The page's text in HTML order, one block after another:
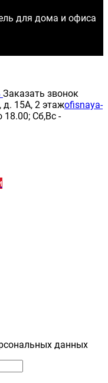
для дома и офиса
Заказать звонок
д. 15А, 2 этажofisnaya-
18.00; Сб,Вс -
данных